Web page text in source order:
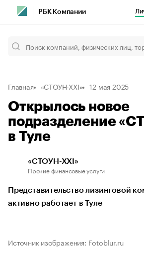
РБК Компании
Главная «СТОУН-ХХI» 12 мая 2025
Открылось новое
подразделение
в Туле
«СТОУН-ХХI»
Прочие финансовые услуги
Представительство лизинговой
активно работает в Туле
Источник изображения: Fotoblur.ru